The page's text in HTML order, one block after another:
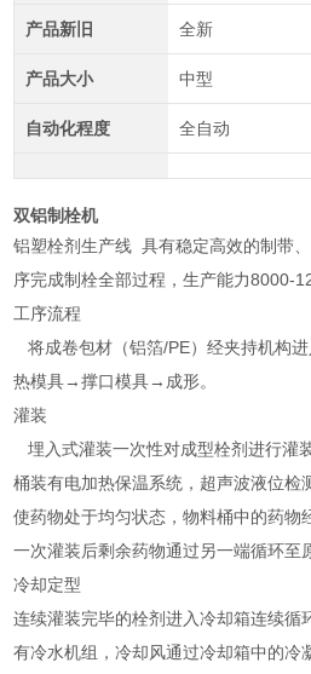
产品新旧 全新
产品大小 中型
自动化程度 全自动
双铝制栓机
铝塑栓剂生产线 具有稳定高效的制带
序完成制栓全部过程，生产能力8000-
工序流程
将成卷包材（铝箔/PE）经夹持机构
热模具→撑口模具→成形。
灌装
埋入式灌装一次性对成型栓剂进行灌
桶装有电加热保温系统，超声波液位检
使药物处于均匀状态，物料桶中的药物
一次灌装后剩余药物通过另一端循环至
冷却定型
连续灌装完毕的栓剂进入冷却箱连续循
有冷水机组，冷却风通过冷却箱中的冷